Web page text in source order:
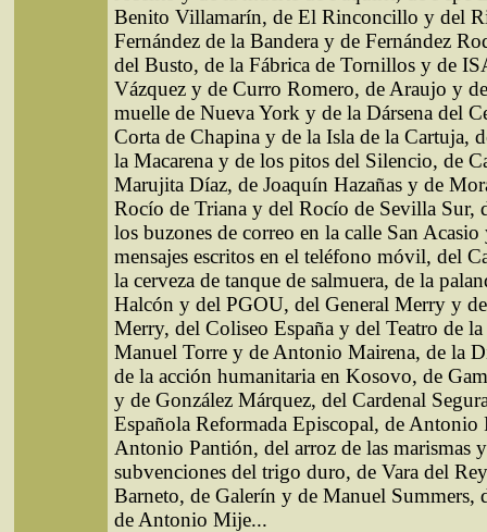
Benito Villamarín, de El Rinconcillo y del
Fernández de la Bandera y de Fernández
del Busto, de la Fábrica de Tornillos y de
Vázquez y de Curro Romero, de Araujo y
muelle de Nueva York y de la Dársena del
Corta de Chapina y de la Isla de la Cartuja,
la Macarena y de los pitos del Silencio, de
Marujita Díaz, de Joaquín Hazañas y de
Rocío de Triana y del Rocío de Sevilla Sur,
los buzones de correo en la calle San Acasio
mensajes escritos en el teléfono móvil, del
la cerveza de tanque de salmuera, de la
Halcón y del PGOU, del General Merry y
Merry, del Coliseo España y del Teatro de la
Manuel Torre y de Antonio Mairena, de la
de la acción humanitaria en Kosovo, de
y de González Márquez, del Cardenal
Española Reformada Episcopal, de Antonio
Antonio Pantión, del arroz de las marismas
subvenciones del trigo duro, de Vara del
Barneto, de Galerín y de Manuel Summers,
de Antonio Mije...